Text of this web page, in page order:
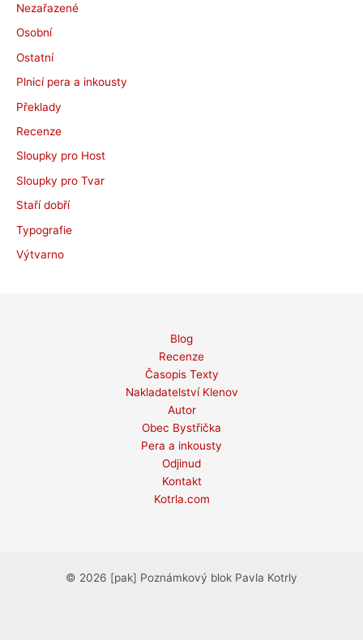
Nezařazené
Osobní
Ostatní
Plnicí pera a inkousty
Překlady
Recenze
Sloupky pro Host
Sloupky pro Tvar
Staří dobří
Typografie
Výtvarno
Blog
Recenze
Časopis Texty
Nakladatelství Klenov
Autor
Obec Bystřička
Pera a inkousty
Odjinud
Kontakt
Kotrla.com
© 2026 [pak] Poznámkový blok Pavla Kotrly